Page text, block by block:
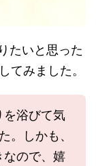
たいと思った
てみました。
を浴びて気
。しかも、
なので、嬉